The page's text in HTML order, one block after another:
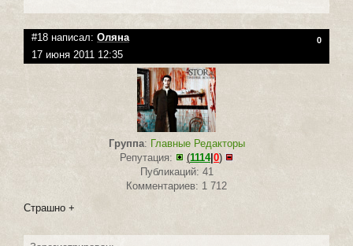
#18 написал: Оляна 0
17 июня 2011 12:35
Группа: Главные Редакторы
Репутация:
(1114|0)
Публикаций: 41
Комментариев: 1 712
Страшно +